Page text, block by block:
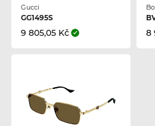
Gucci
GG1495S
9 805,05 Kč 8